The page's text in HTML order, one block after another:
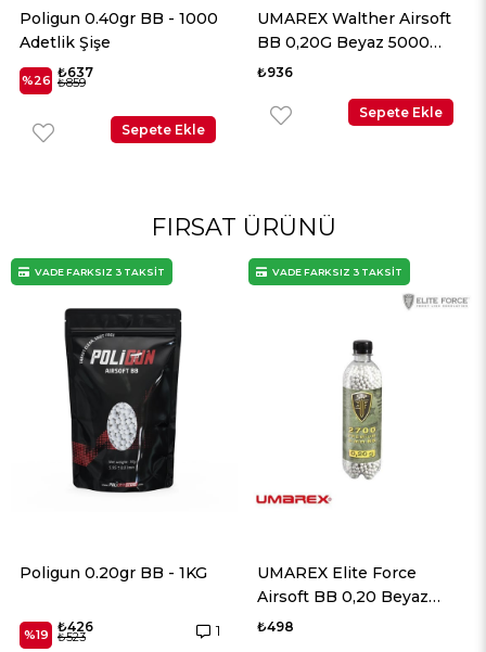
Poligun 0.40gr BB - 1000
Adetlik Şişe
%26 ₺637
₺859
Sepete Ekle
UMAREX Walther Airsoft
BB 0,20G Beyaz 5000
Adet
₺936
Sepete Ekle
FIRSAT ÜRÜNÜ
Poligun 0.20gr BB - 1KG
1
%19 ₺426
₺523
VADE FARKSIZ 3 TAKSİT
UMAREX Elite Force
Airsoft BB 0,20 Beyaz
2700 Adet
₺498
VADE FARKSIZ 3 TAKSİT